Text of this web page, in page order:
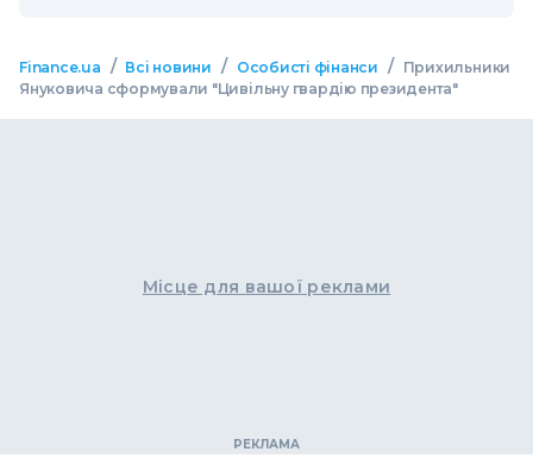
Finance.ua / Всі новини / Особисті фінанси /
Прихильники
Януковича сформували "Цивільну гвардію президента"
Місце для вашої реклами